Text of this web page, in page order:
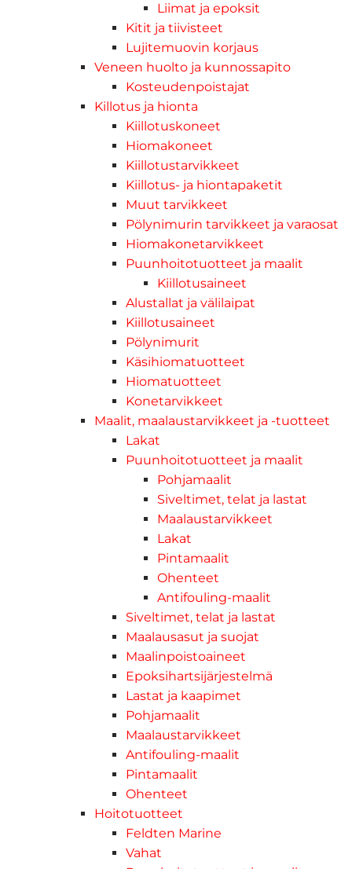
Liimat ja epoksit
Kitit ja tiivisteet
Lujitemuovin korjaus
Veneen huolto ja kunnossapito
Kosteudenpoistajat
Killotus ja hionta
Kiillotuskoneet
Hiomakoneet
Kiillotustarvikkeet
Kiillotus- ja hiontapaketit
Muut tarvikkeet
Pölynimurin tarvikkeet ja varaosat
Hiomakonetarvikkeet
Puunhoitotuotteet ja maalit
Kiillotusaineet
Alustallat ja välilaipat
Kiillotusaineet
Pölynimurit
Käsihiomatuotteet
Hiomatuotteet
Konetarvikkeet
Maalit, maalaustarvikkeet ja -tuotteet
Lakat
Puunhoitotuotteet ja maalit
Pohjamaalit
Siveltimet, telat ja lastat
Maalaustarvikkeet
Lakat
Pintamaalit
Ohenteet
Antifouling-maalit
Siveltimet, telat ja lastat
Maalausasut ja suojat
Maalinpoistoaineet
Epoksihartsijärjestelmä
Lastat ja kaapimet
Pohjamaalit
Maalaustarvikkeet
Antifouling-maalit
Pintamaalit
Ohenteet
Hoitotuotteet
Feldten Marine
Vahat